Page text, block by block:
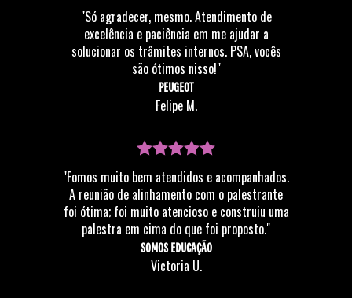
"Só agradecer, mesmo. Atendimento de
excelência e paciência em me ajudar a
solucionar os trâmites internos. PSA, vocês
são ótimos nisso!"
PEUGEOT
Felipe M.
"Fomos muito bem atendidos e acompanhados.
A reunião de alinhamento com o palestrante
foi ótima; foi muito atencioso e construiu uma
palestra em cima do que foi proposto."
SOMOS EDUCAÇÃO
Victoria U.